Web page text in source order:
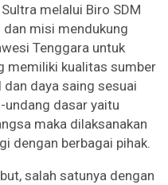
melalui Biro SDM
misi mendukung
Tenggara untuk
memiliki kualitas sumber
daya saing sesuai
undang dasar yaitu
maka dilaksanakan
dengan berbagai pihak.
salah satunya dengan